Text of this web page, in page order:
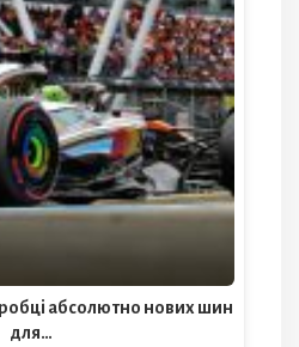
абсолютно нових шин
для…